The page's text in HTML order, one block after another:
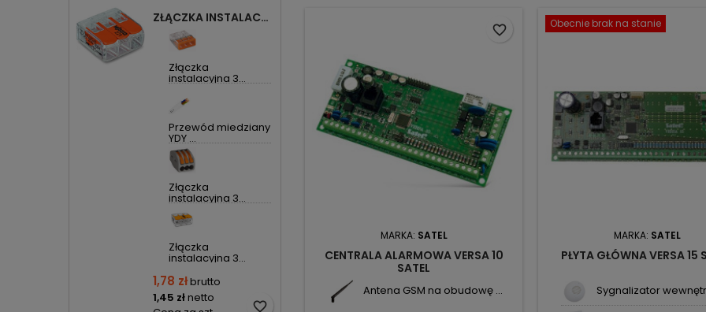
ZŁĄCZKA INSTALACYJNA 3X UNIWERSALNA COMPACT 221-413 WAGO
Złączka
instalacyjna 3...
Przewód miedziany
YDY ...
Złączka
instalacyjna 3...
Złączka
instalacyjna 3...
1,78 złbrutto
1,45 złnetto
favorite_border
MARKA: SATEL
CENTRALA ALARMOWA VERSA 10
SATEL
Antena GSM na obudowę ...
favorite_border Obecnie brak na stanie
MARKA: SATEL
PŁYTA GŁÓWNA VERSA 15
Sygnalizator